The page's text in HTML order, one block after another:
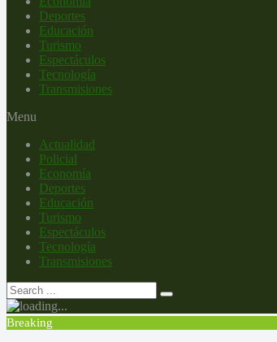
Deportes
Educación
Turismo
Espectáculos
Tecnología
Transmisiones
Menu
Actualidad
Policial
Economía
Deportes
Educación
Turismo
Espectáculos
Tecnología
Transmisiones
Breaking